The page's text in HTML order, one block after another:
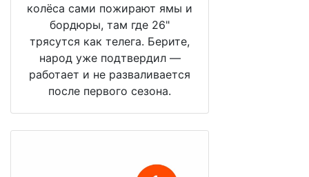
колёса сами пожирают ямы и
бордюры, там где 26"
трясутся как телега. Берите,
народ уже подтвердил —
работает и не разваливается
после первого сезона.